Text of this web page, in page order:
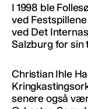
I 1998 ble
ved
ved Det
Salzburg for sin
Christian Ihle
senere også